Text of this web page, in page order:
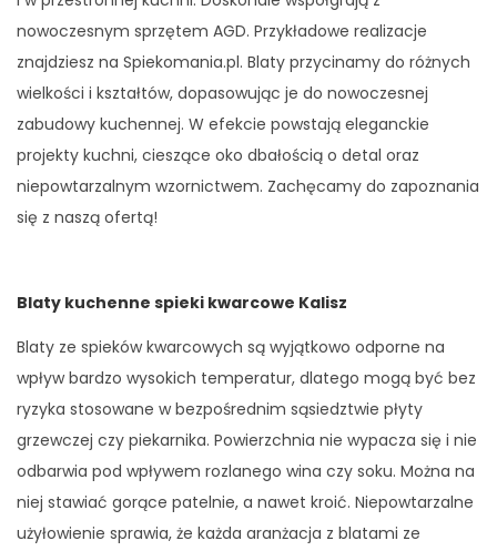
nowoczesnym sprzętem AGD. Przykładowe realizacje
znajdziesz na Spiekomania.pl. Blaty przycinamy do różnych
wielkości i kształtów, dopasowując je do nowoczesnej
zabudowy kuchennej. W efekcie powstają eleganckie
projekty kuchni, cieszące oko dbałością o detal oraz
niepowtarzalnym wzornictwem. Zachęcamy do zapoznania
się z naszą ofertą!
Blaty kuchenne spieki kwarcowe Kalisz
Blaty ze spieków kwarcowych są wyjątkowo odporne na
wpływ bardzo wysokich temperatur, dlatego mogą być bez
ryzyka stosowane w bezpośrednim sąsiedztwie płyty
grzewczej czy piekarnika. Powierzchnia nie wypacza się i nie
odbarwia pod wpływem rozlanego wina czy soku. Można na
niej stawiać gorące patelnie, a nawet kroić. Niepowtarzalne
użyłowienie sprawia, że każda aranżacja z blatami ze